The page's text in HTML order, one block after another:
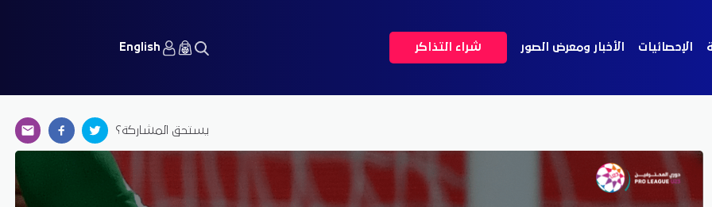
الإحصائيات الأخبار ومعرض الصور شراء التذاكر English
يستحق المشاركة؟